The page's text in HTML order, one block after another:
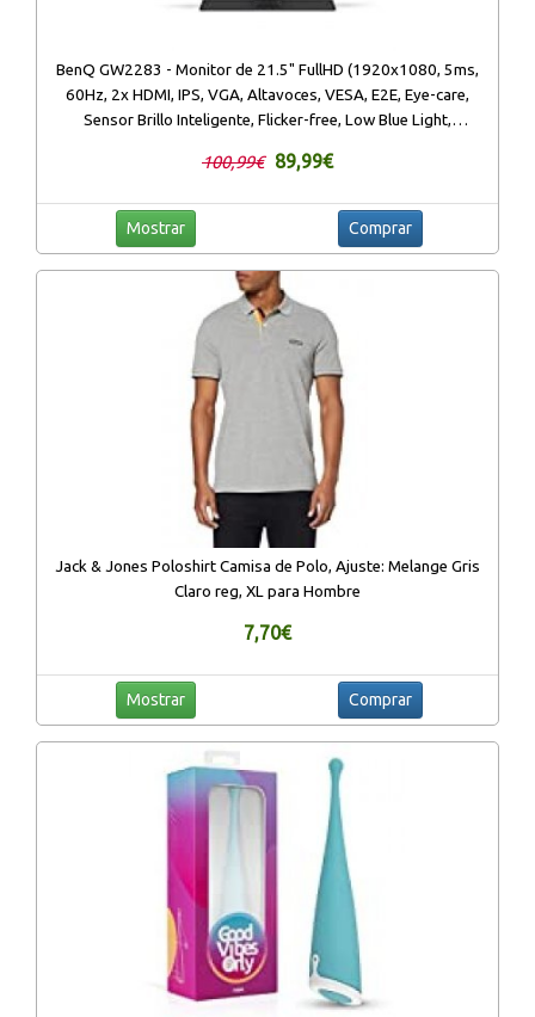
BenQ GW2283 - Monitor de 21.5" FullHD (1920x1080, 5ms,
60Hz, 2x HDMI, IPS, VGA, Altavoces, VESA, E2E, Eye-care,
Sensor Brillo Inteligente, Flicker-free, Low Blue Light,
100,99€ 89,99€
Mostrar Comprar
Jack & Jones Poloshirt Camisa de Polo, Ajuste: Melange Gris
Claro reg, XL para Hombre
7,70€
Mostrar Comprar